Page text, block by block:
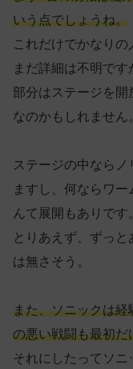
いう点でしょうね。
これだけでかなりの
まだ詳細は不明で
部分はステージを開
なのかもしれません
ステージの中なら
ますし、何ならワ
んて展開もありです
とりあえず、ずっ
は無さそう。
また、ソニックは経
の悪い戦闘も最初だ
それにしたってソ